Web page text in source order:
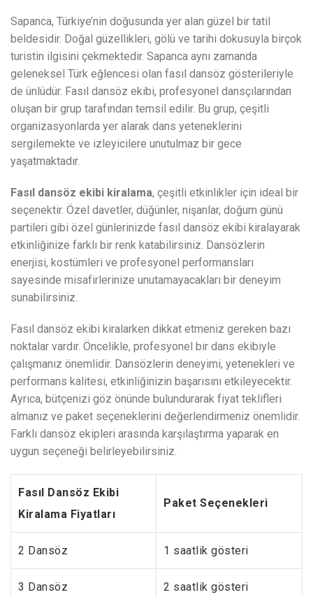
Sapanca, Türkiye’nin doğusunda yer alan güzel bir tatil
beldesidir. Doğal güzellikleri, gölü ve tarihi dokusuyla birçok
turistin ilgisini çekmektedir. Sapanca aynı zamanda
geleneksel Türk eğlencesi olan fasıl dansöz gösterileriyle
de ünlüdür. Fasıl dansöz ekibi, profesyonel dansçılarından
oluşan bir grup tarafından temsil edilir. Bu grup, çeşitli
organizasyonlarda yer alarak dans yeteneklerini
sergilemekte ve izleyicilere unutulmaz bir gece
yaşatmaktadır.
Fasıl dansöz ekibi kiralama, çeşitli etkinlikler için ideal bir
seçenektir. Özel davetler, düğünler, nişanlar, doğum günü
partileri gibi özel günlerinizde fasıl dansöz ekibi kiralayarak
etkinliğinize farklı bir renk katabilirsiniz. Dansözlerin
enerjisi, kostümleri ve profesyonel performansları
sayesinde misafirlerinize unutamayacakları bir deneyim
sunabilirsiniz.
Fasıl dansöz ekibi kiralarken dikkat etmeniz gereken bazı
noktalar vardır. Öncelikle, profesyonel bir dans ekibiyle
çalışmanız önemlidir. Dansözlerin deneyimi, yetenekleri ve
performans kalitesi, etkinliğinizin başarısını etkileyecektir.
Ayrıca, bütçenizi göz önünde bulundurarak fiyat teklifleri
almanız ve paket seçeneklerini değerlendirmeniz önemlidir.
Farklı dansöz ekipleri arasında karşılaştırma yaparak en
uygun seçeneği belirleyebilirsiniz.
Fasıl Dansöz Ekibi
Kiralama Fiyatları
Paket Seçenekleri
2 Dansöz 1 saatlik gösteri
3 Dansöz 2 saatlik gösteri